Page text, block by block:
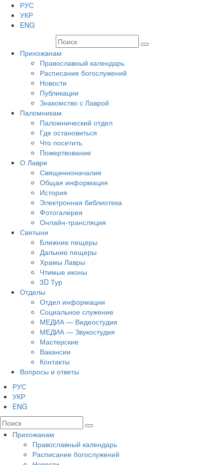
РУС
УКР
ENG
Прихожанам
Православный календарь
Расписание богослужений
Новости
Публикации
Знакомство с Лаврой
Паломникам
Паломнический отдел
Где остановиться
Что посетить
Пожертвование
О Лавре
Священноначалие
Общая информация
История
Электронная библиотека
Фотогалерея
Онлайн-трансляция
Святыни
Ближние пещеры
Дальние пещеры
Храмы Лавры
Чтимые иконы
3D Тур
Отделы
Отдел информации
Социальное служение
МЕДИА — Видеостудия
МЕДИА — Звукостудия
Мастерские
Вакансии
Контакты
Вопросы и ответы
РУС
УКР
ENG
Прихожанам
Православный календарь
Расписание богослужений